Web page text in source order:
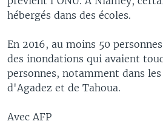
hébergés dans des écoles.
En 2016, au moins 50
des inondations qui avaient
personnes, notamment dans
d'Agadez et de Tahoua.
Avec AFP